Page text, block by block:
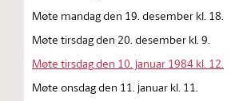
Møte mandag den 19. desember kl. 18.
Møte tirsdag den 20. desember kl. 9.
Møte tirsdag den 10. januar 1984 kl. 12.
Møte onsdag den 11. januar kl. 11.